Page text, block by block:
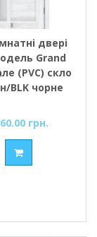
двері
Grand
(PVC) скло
BLK чорне
грн.